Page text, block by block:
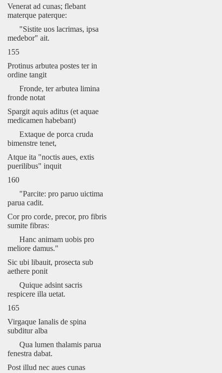
Venerat ad cunas; flebant
materque paterque:
"Sistite uos lacrimas, ipsa
medebor" ait.
155
Protinus arbutea postes ter in
ordine tangit
Fronde, ter arbutea limina
fronde notat
Spargit aquis aditus (et aquae
medicamen habebant)
Extaque de porca cruda
bimenstre tenet,
Atque ita "noctis aues, extis
puerilibus" inquit
160
"Parcite: pro paruo uictima
parua cadit.
Cor pro corde, precor, pro fibris
sumite fibras:
Hanc animam uobis pro
meliore damus."
Sic ubi libauit, prosecta sub
aethere ponit
Quique adsint sacris
respicere illa uetat.
165
Virgaque Ianalis de spina
subditur alba
Qua lumen thalamis parua
fenestra dabat.
Post illud nec aues cunas